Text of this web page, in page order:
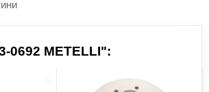
METELLI":